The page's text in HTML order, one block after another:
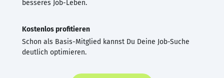
besseres Job-Leben.
Kostenlos profitieren
Schon als Basis-Mitglied kannst Du Deine Job-Suche
deutlich optimieren.